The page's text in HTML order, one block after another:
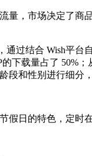
量，市场决定了
过结合 Wish平
下载量占了 50%
和性别进行细
日的特色，定时